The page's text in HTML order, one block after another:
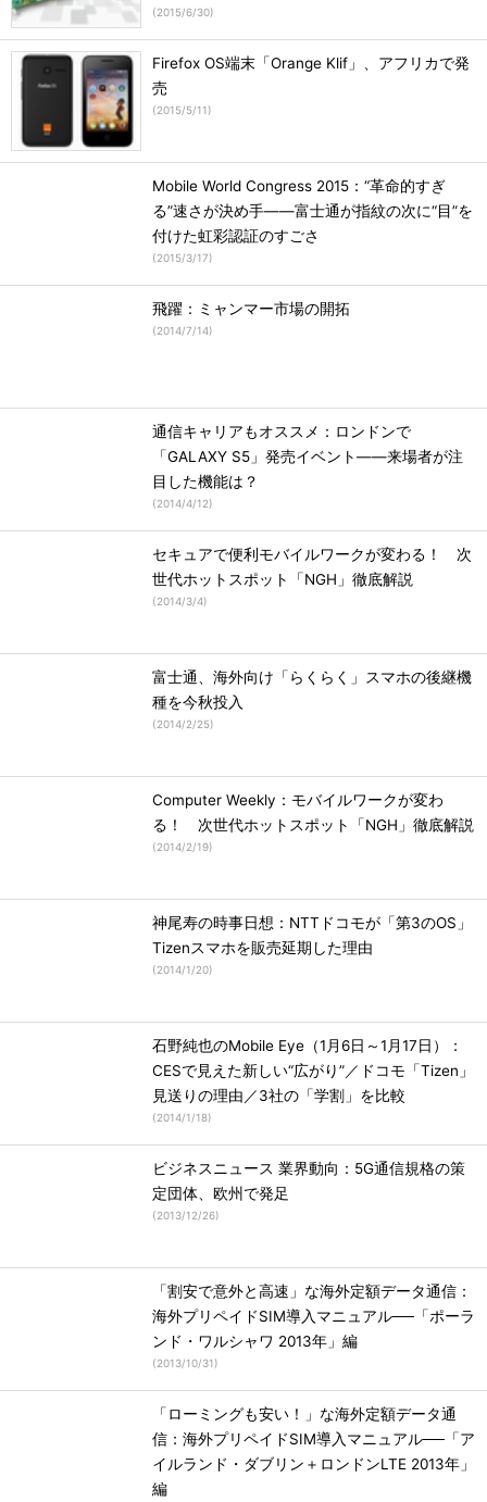
(2015/6/30)
Firefox OS端末「Orange Klif」、アフリカで発
売
(2015/5/11)
Mobile World Congress 2015：“革命的すぎ
る”速さが決め手――富士通が指紋の次に“目”を
付けた虹彩認証のすごさ
(2015/3/17)
飛躍：ミャンマー市場の開拓
(2014/7/14)
通信キャリアもオススメ：ロンドンで
「GALAXY S5」発売イベント――来場者が注
目した機能は？
(2014/4/12)
セキュアで便利モバイルワークが変わる！ 次
世代ホットスポット「NGH」徹底解説
(2014/3/4)
富士通、海外向け「らくらく」スマホの後継機
種を今秋投入
(2014/2/25)
Computer Weekly：モバイルワークが変わ
る！ 次世代ホットスポット「NGH」徹底解説
(2014/2/19)
神尾寿の時事日想：NTTドコモが「第3のOS」
Tizenスマホを販売延期した理由
(2014/1/20)
石野純也のMobile Eye（1月6日～1月17日）：
CESで見えた新しい“広がり”／ドコモ「Tizen」
見送りの理由／3社の「学割」を比較
(2014/1/18)
ビジネスニュース 業界動向：5G通信規格の策
定団体、欧州で発足
(2013/12/26)
「割安で意外と高速」な海外定額データ通信：
海外プリペイドSIM導入マニュアル──「ポーラ
ンド・ワルシャワ 2013年」編
(2013/10/31)
「ローミングも安い！」な海外定額データ通
信：海外プリペイドSIM導入マニュアル──「ア
イルランド・ダブリン＋ロンドンLTE 2013年」
編